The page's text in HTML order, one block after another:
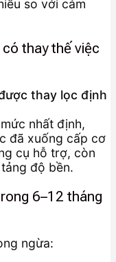
so với cảm
thay thế việc
thay lọc định
nhất định,
đã xuống cấp cơ
cụ hỗ trợ, còn
độ bền.
6–12 tháng
ngừa: